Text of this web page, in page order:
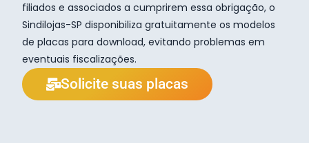
filiados e associados a cumprirem essa obrigação, o
Sindilojas-SP disponibiliza gratuitamente os modelos
de placas para download, evitando problemas em
eventuais fiscalizações.
Solicite suas placas